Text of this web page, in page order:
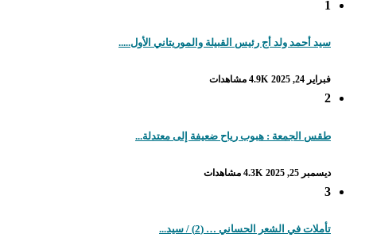
1
سيد أحمد ولد أج رئيس القبيلة والموريتاني الأول.....
فبراير 24, 2025 4.9K مشاهدات
2
طقس الجمعة : هبوب رياح ضعيفة إلى معتدلة...
ديسمبر 25, 2025 4.3K مشاهدات
3
تأملات في الشعر الحساني … (2) / سيد...